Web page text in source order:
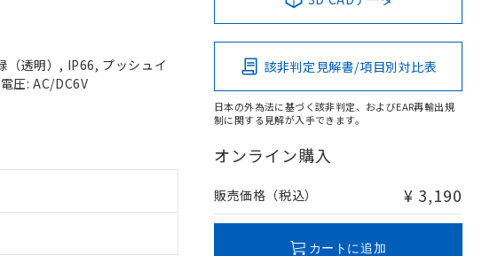
（透明）, IP66, プッシュイ
圧: AC/DC6V
該非判定見解書/項目別対比表
日本の外為法に基づく該非判定、およびEAR再輸出規
制に関する見解が入手できます。
オンライン購入
販売価格（税込） ¥ 3,190
カートに追加